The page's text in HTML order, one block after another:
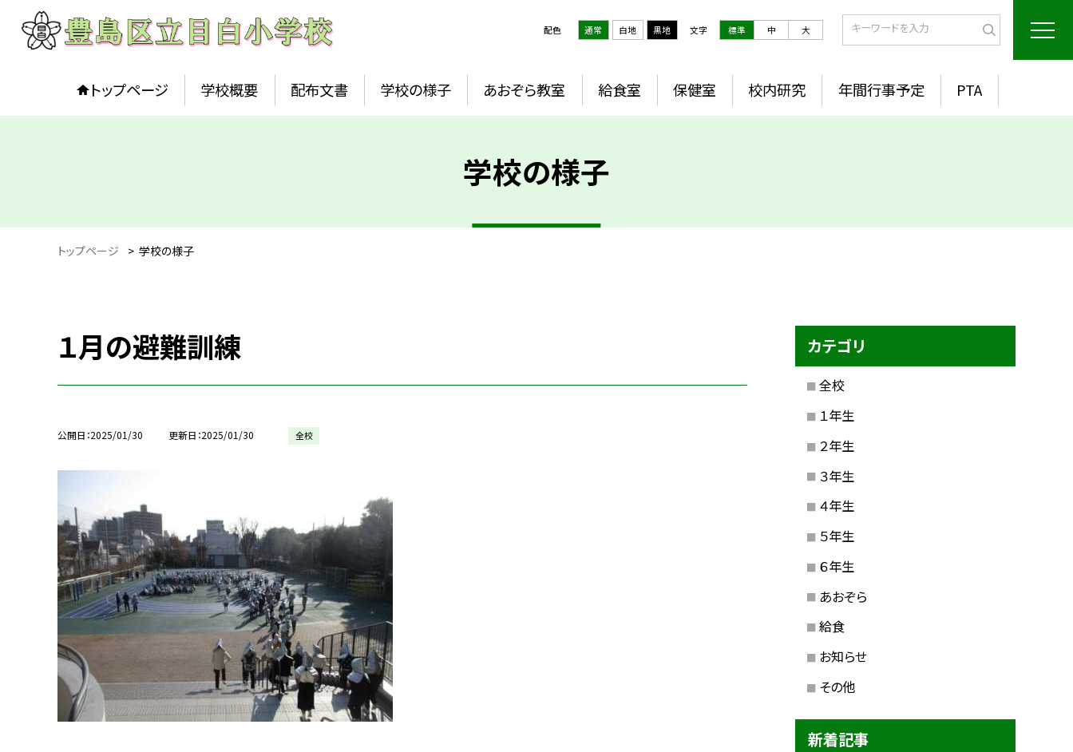
配色 通常 白地 黒地 文字 標準 中 大
トップページ 学校概要 配布文書 学校の様子 あおぞら教室 給食室 保健室 校内研究 年間行事予定 PTA
学校の様子
トップページ > 学校の様子
１月の避難訓練
公開日 2025/01/30 更新日 2025/01/30 全校
カテゴリ
全校
１年生
２年生
３年生
４年生
５年生
６年生
あおぞら
給食
お知らせ
その他
新着記事